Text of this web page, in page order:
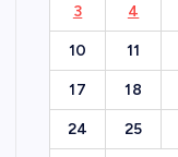
3 4
10 11
17 18
24 25